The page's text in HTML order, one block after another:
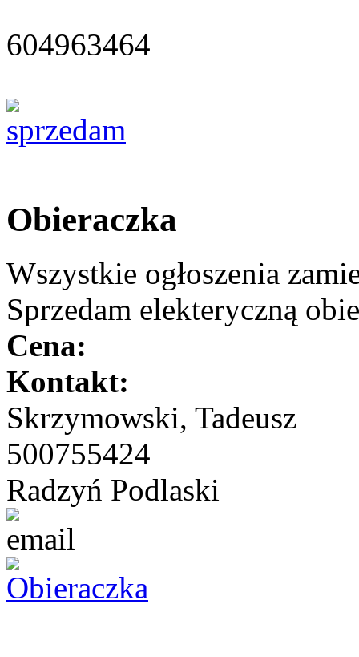
604963464
Obieraczka
Wszystkie ogłoszenia
Sprzedam elekteryczną
Cena:
Kontakt:
Skrzymowski, Tadeusz
500755424
Radzyń Podlaski